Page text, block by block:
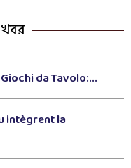
খবর
da Tavolo:...
intègrent la